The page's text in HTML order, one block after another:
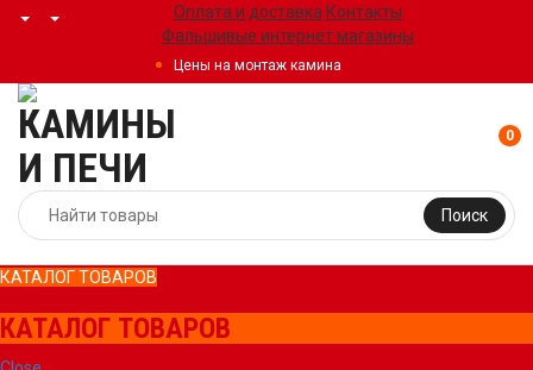
Оплата и доставка Контакты
Фальшивые интернет магазины
Цены на монтаж камина
Поиск
0
КАТАЛОГ ТОВАРОВ
КАТАЛОГ ТОВАРОВ